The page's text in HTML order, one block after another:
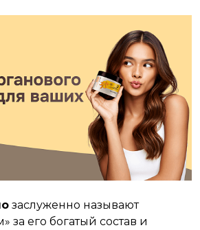
заслуженно называют
за его богатый состав и